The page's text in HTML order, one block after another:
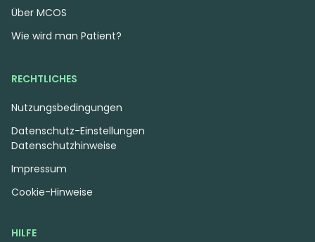
Über MCOS
Wie wird man Patient?
HILFE
RECHTLICHES
Nutzungsbedingungen
Datenschutzhinweise
Impressum
Cookie-Hinweise
Datenschutz-Einstellungen